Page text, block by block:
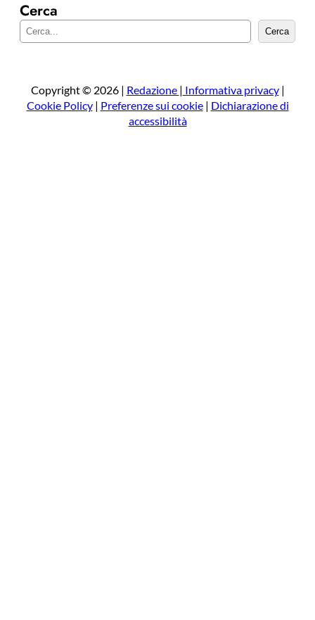
Cerca
e
a
Cerca
Copyright © 2026 | Redazione | Informativa privacy|
Cookie Policy| Preferenze sui cookie| Dichiarazione di
accessibilità